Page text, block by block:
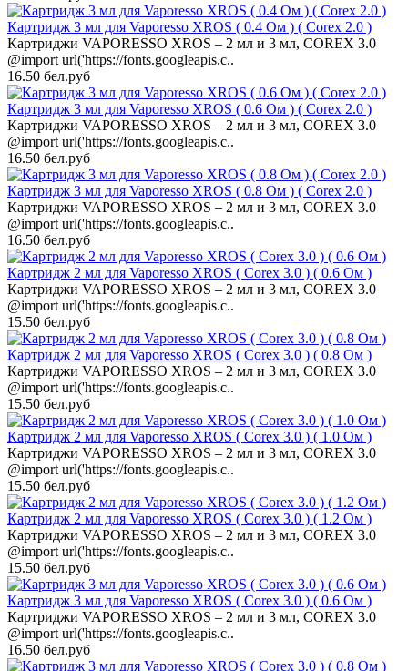
Картридж 3 мл для Vaporesso XROS ( 0.4 Ом ) ( Corex 2.0 )
Картриджи VAPORESSO XROS – 2 мл и 3 мл, COREX 3.0
@import url('https://fonts.googleapis.c..
16.50 бел.руб
Картридж 3 мл для Vaporesso XROS ( 0.6 Ом ) ( Corex 2.0 )
Картриджи VAPORESSO XROS – 2 мл и 3 мл, COREX 3.0
@import url('https://fonts.googleapis.c..
16.50 бел.руб
Картридж 3 мл для Vaporesso XROS ( 0.8 Ом ) ( Corex 2.0 )
Картриджи VAPORESSO XROS – 2 мл и 3 мл, COREX 3.0
@import url('https://fonts.googleapis.c..
16.50 бел.руб
Картридж 2 мл для Vaporesso XROS ( Corex 3.0 ) ( 0.6 Ом )
Картриджи VAPORESSO XROS – 2 мл и 3 мл, COREX 3.0
@import url('https://fonts.googleapis.c..
15.50 бел.руб
Картридж 2 мл для Vaporesso XROS ( Corex 3.0 ) ( 0.8 Ом )
Картриджи VAPORESSO XROS – 2 мл и 3 мл, COREX 3.0
@import url('https://fonts.googleapis.c..
15.50 бел.руб
Картридж 2 мл для Vaporesso XROS ( Corex 3.0 ) ( 1.0 Ом )
Картриджи VAPORESSO XROS – 2 мл и 3 мл, COREX 3.0
@import url('https://fonts.googleapis.c..
15.50 бел.руб
Картридж 2 мл для Vaporesso XROS ( Corex 3.0 ) ( 1.2 Ом )
Картриджи VAPORESSO XROS – 2 мл и 3 мл, COREX 3.0
@import url('https://fonts.googleapis.c..
15.50 бел.руб
Картридж 3 мл для Vaporesso XROS ( Corex 3.0 ) ( 0.6 Ом )
Картриджи VAPORESSO XROS – 2 мл и 3 мл, COREX 3.0
@import url('https://fonts.googleapis.c..
16.50 бел.руб